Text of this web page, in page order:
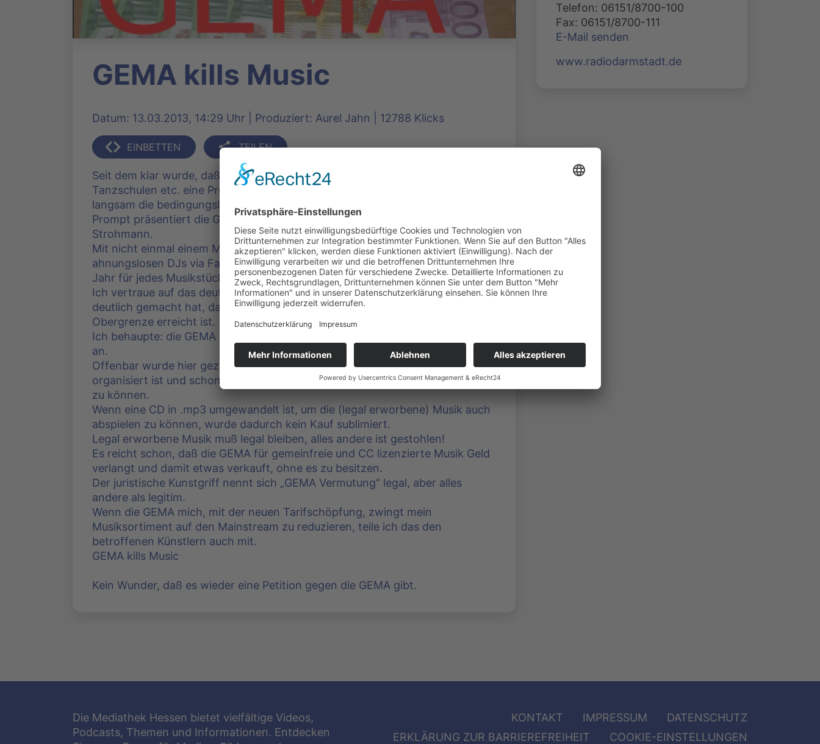
GEMA kills Music
Datum: 13.03.2013, 14:29 Uhr | Produziert: Aurel Jahn | 12788 Klicks
EINBETTEN TEILEN
Seit dem klar wurde, daß die GEMA mit der „Tarifreform 2013“ für Diskotheken
Tanzschulen etc. eine Preiserhöhung auf das Vielfache plant, schwindet auch
langsam die bedingungslose Unterstützung durch die Politik.
Prompt präsentiert die GEMA eine „Einigung“, allerdings mit einem
Strohmann.
Mit nicht einmal einem Monat Vorlaufzeit konfrontiert die GEMA die
ahnungslosen DJs via Facebook mit der Forderung, diese sollen 0,14 EUR im
Jahr für jedes Musikstück, das sie besitzen zahlen.
Ich vertraue auf das deutsche Patent und Markenamt, daß schon mehrfach
deutlich gemacht hat, daß bei Forderungen der Art mit 10 % die absolute
Obergrenze erreicht ist.
Ich behaupte: die GEMA strebt genau diese 10 % (also das absolute Maximum)
an.
Offenbar wurde hier gezielt eine Berufsgruppe ausgesucht, die kaum
organisiert ist und schon gar keine Lobby hat, um diese schnell überrumpeln
zu können.
Wenn eine CD in .mp3 umgewandelt ist, um die (legal erworbene) Musik auch
abspielen zu können, wurde dadurch kein Kauf sublimiert.
Legal erworbene Musik muß legal bleiben, alles andere ist gestohlen!
Es reicht schon, daß die GEMA für gemeinfreie und CC lizenzierte Musik Geld
verlangt und damit etwas verkauft, ohne es zu besitzen.
Der juristische Kunstgriff nennt sich „GEMA Vermutung“ legal, aber alles
andere als legitim.
Wenn die GEMA mich, mit der neuen Tarifschöpfung, zwingt mein
Musiksortiment auf den Mainstream zu reduzieren, teile ich das den
betroffenen Künstlern auch mit.
GEMA kills Music
Kein Wunder, daß es wieder eine Petition gegen die GEMA gibt.
Telefon: 06151/8700-100
Fax: 06151/8700-111
E-Mail senden
www.radiodarmstadt.de
Die Mediathek Hessen bietet vielfältige Videos,
Podcasts, Themen und Informationen. Entdecken
KONTAKT IMPRESSUM
DATENSCHUTZ
ERKLÄRUNG ZUR BARRIEREFREIHEIT
COOKIE-EINSTELLUNGEN